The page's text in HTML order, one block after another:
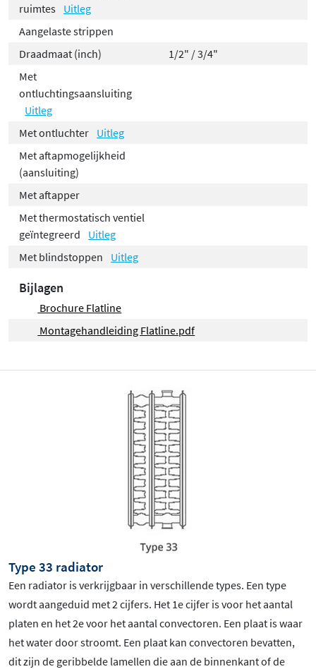
ruimtes Uitleg
Aangelaste strippen
Draadmaat (inch)
1/2" / 3/4"
Met
ontluchtingsaansluiting
Uitleg
Met ontluchter Uitleg
Met aftapmogelijkheid
(aansluiting)
Met aftapper
Met thermostatisch ventiel
geïntegreerd
Uitleg
Met blindstoppen
Uitleg
Bijlagen
Brochure Flatline
Montagehandleiding Flatline.pdf
Type 33 radiator
Een radiator is verkrijgbaar in verschillende types. Een type
wordt aangeduid met 2 cijfers. Het 1e cijfer is voor het aantal
platen en het 2e voor het aantal convectoren. Een plaat is waar
het water door stroomt. Een plaat kan convectoren bevatten,
dit zijn de geribbelde lamellen die aan de binnenkant of de